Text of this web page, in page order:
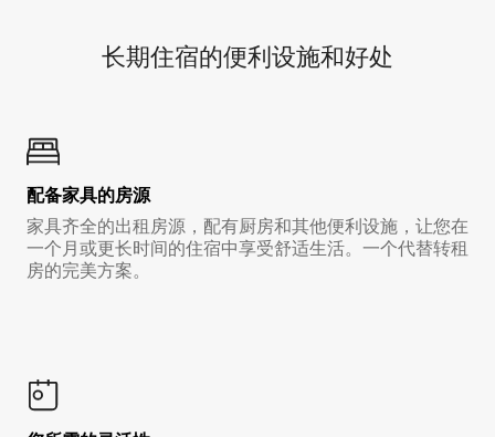
长期住宿的便利设施和好处
配备家具的房源
家具齐全的出租房源，配有厨房和其他便利设施，让您在
一个月或更长时间的住宿中享受舒适生活。一个代替转租
房的完美方案。